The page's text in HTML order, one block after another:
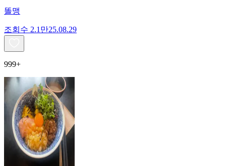
똘맹
조회수 2.1만25.08.29
999+